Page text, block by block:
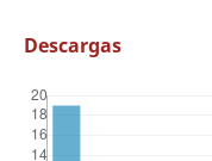
Descargas